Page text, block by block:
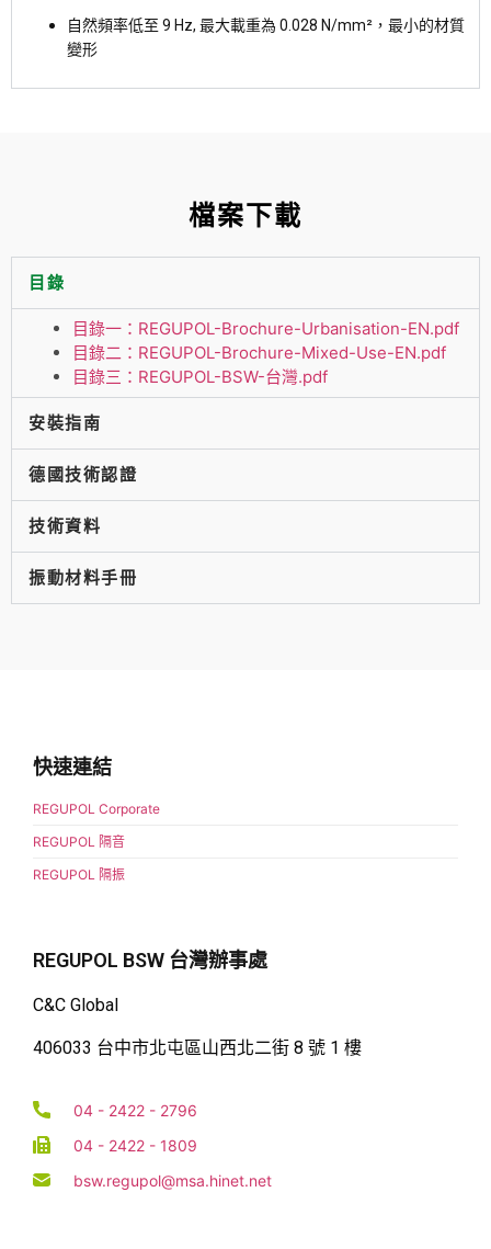
自然頻率低至 9 Hz, 最大載重為 0.028 N/mm²， 最小的材質
變形
檔案下載
目錄
目錄一：REGUPOL-Brochure-Urbanisation-EN.pdf
目錄二：REGUPOL-Brochure-Mixed-Use-EN.pdf
目錄三：REGUPOL-BSW-台灣.pdf
安裝指南
德國技術認證
技術資料
振動材料手冊
快速連結
REGUPOL Corporate
REGUPOL 隔音
REGUPOL 隔振
REGUPOL BSW 台灣辦事處
C&C Global
406033 台中市北屯區山西北二街 8 號 1 樓
04 - 2422 - 2796
04 - 2422 - 1809
bsw.regupol@msa.hinet.net